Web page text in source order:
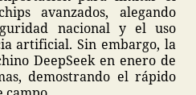
avanzados, alegando
nacional y el uso
artificial. Sin embargo, la
DeepSeek en enero de
demostrando el rápido